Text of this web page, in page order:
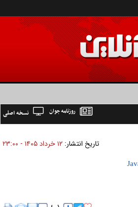
نسخه اصلی روزنامه جوان
تاریخ انتشار: ۱۲ خرداد ۱۴۰۵ - ۲۳:۰۰